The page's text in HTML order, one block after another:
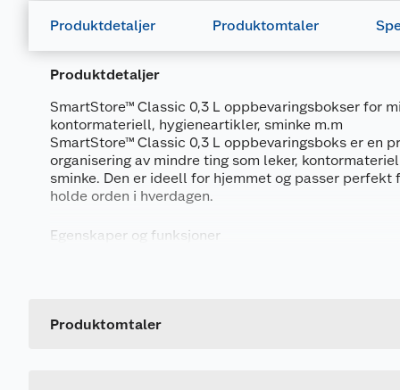
Produktdetaljer Produktomtaler
Produktdetaljer
SmartStore™ Classic 0,3 L oppbevaringsbokser for
kontormateriell, hygieneartikler, sminke m.m
SmartStore™ Classic 0,3 L oppbevaringsboks er en
organisering av mindre ting som leker,
sminke. Den er ideell for hjemmet og passer perfekt
holde orden i hverdagen.
Egenskaper og funksjoner
Produktomtaler
Leverandørens artikkelnummer